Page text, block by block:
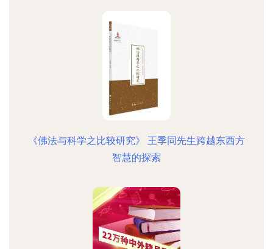
《佛法与科学之比较研究》 王季同先生跨越东西方
智慧的探索